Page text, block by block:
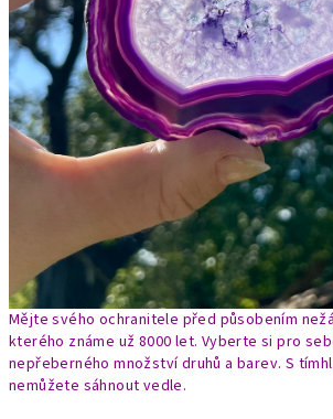
Mějte svého ochranitele před působením
kterého známe už 8000 let. Vyberte si pro
nepřeberného množství druhů a barev. S
nemůžete sáhnout vedle.